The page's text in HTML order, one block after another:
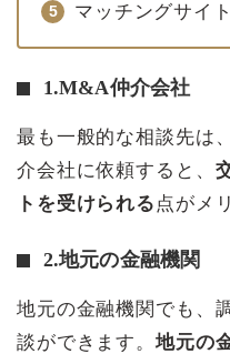
マッチングサイト
1.M&A仲介会社
最も一般的な相談先は
介会社に依頼すると、
トを受けられる 点がメ
2.地元の金融機関
地元の金融機関でも、
談ができます。 地元の